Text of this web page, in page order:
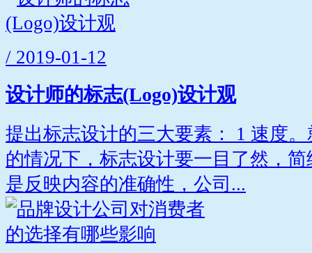
/ 2019-01-12
设计师的标志(Logo)设计观
提出标志设计的三大要素： 1 速度
的情况下，标志设计要一目了然，
是反映内容的准确性，公司...